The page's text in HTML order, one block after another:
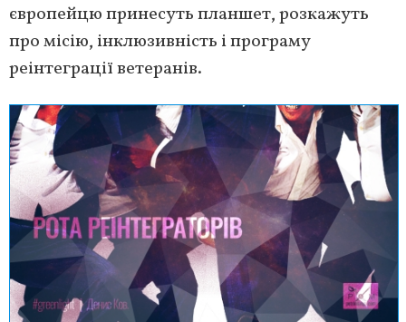
європейцю принесуть планшет, розкажуть
про місію, інклюзивність і програму
реінтеграції ветеранів.